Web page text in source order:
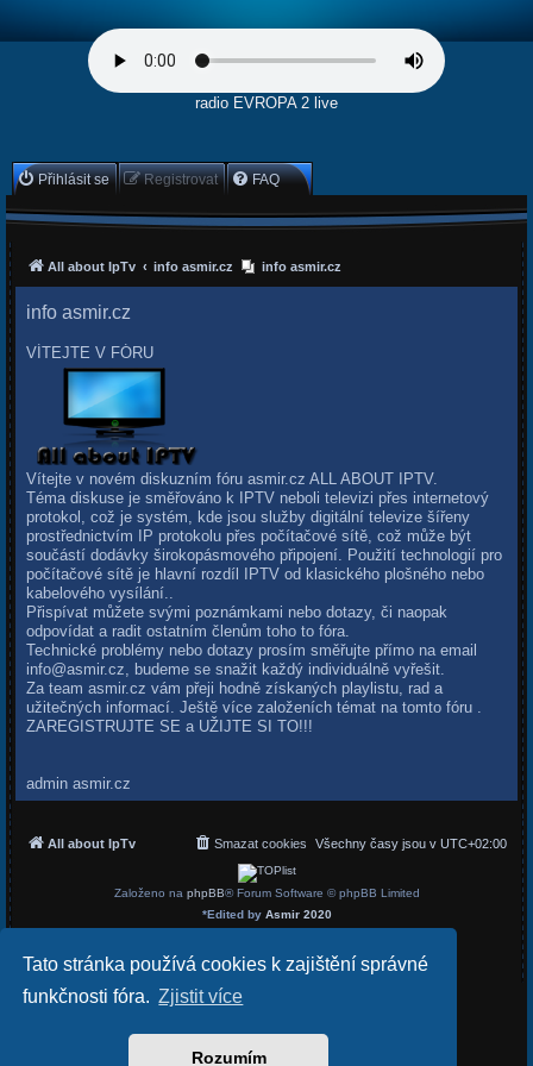
Tato stránka používá cookies k zajištění správné
funkčnosti fóra. Zjistit více
Rozumím
radio EVROPA 2 live
Přihlásit se Registrovat FAQ
All about IpTv info asmir.cz info asmir.cz
info asmir.cz
VÍTEJTE V FÓRU
Vítejte v novém diskuzním fóru asmir.cz ALL ABOUT IPTV.
Téma diskuse je směřováno k IPTV neboli televizi přes internetový
protokol, což je systém, kde jsou služby digitální televize šířeny
prostřednictvím IP protokolu přes počítačové sítě, což může být
součástí dodávky širokopásmového připojení. Použití technologií pro
počítačové sítě je hlavní rozdíl IPTV od klasického plošného nebo
kabelového vysílání..
Přispívat můžete svými poznámkami nebo dotazy, či naopak
odpovídat a radit ostatním členům toho to fóra.
Technické problémy nebo dotazy prosím směřujte přímo na email
info@asmir.cz , budeme se snažit každý individuálně vyřešit.
Za team asmir.cz vám přeji hodně získaných playlistu, rad a
užitečných informací. Ještě více založeních témat na tomto fóru .
ZAREGISTRUJTE SE a UŽIJTE SI TO!!!
admin asmir.cz
All about IpTv Všechny časy jsou v UTC+02:00
Smazat cookies
Založeno na phpBB® Forum Software © phpBB Limited
*Edited by Asmir 2020
Soukromí
Podmínky